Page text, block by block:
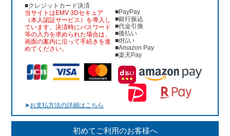
■クレジットカード決済
当サイトはEMV 3Dセキュア
（本人認証サービス）を導入し
ています。決済時にパスワード
等の入力を求められた場合は、
画面の案内に沿って手続きを進
めてください。
■PayPay
■銀行振込
■代金引換
■後払い
■d払い
■Amazon Pay
■楽天Pay
➤お支払方法の詳細はこちら
初めてご利用のお客様へ